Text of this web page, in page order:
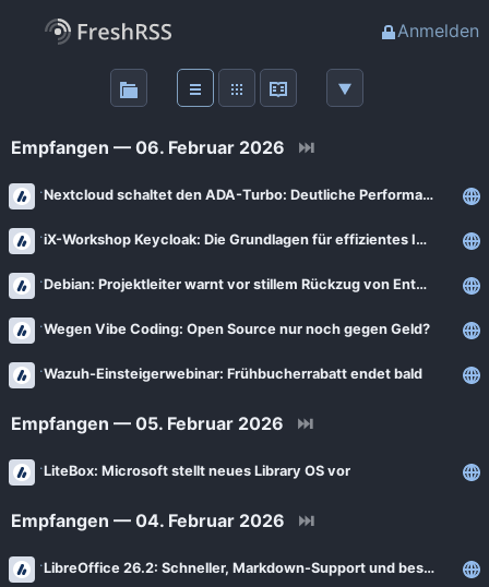
Anmelden
Haupt-Feeds
Wichtige Feeds
Meine Labels
Blogs
AdminForge
Bejonet
FSFE News
Empfangen — 06. Februar 2026 ⏭
Nextcloud schaltet den ADA-Turbo: Deutliche Performance-Verbesserungen kommen
iX-Workshop Keycloak: Die Grundlagen für effizientes IAM und SSO
Debian: Projektleiter warnt vor stillem Rückzug von Entwicklern
Wegen Vibe Coding: Open Source nur noch gegen Geld?
Wazuh-Einsteigerwebinar: Frühbucherrabatt endet bald
Empfangen — 05. Februar 2026 ⏭
LiteBox: Microsoft stellt neues Library OS vor
Empfangen — 04. Februar 2026 ⏭
LibreOffice 26.2: Schneller, Markdown-Support und bessere Office-Kompatibilität